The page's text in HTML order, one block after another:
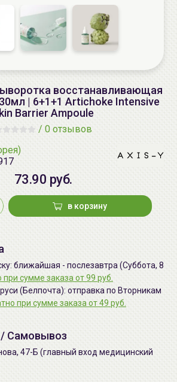
восстанавливающая
| 6+1+1 Artichoke Intensive
Barrier Ampoule
/ 0 отзывов
73.90 руб.
в корзину
ближайшая - послезавтра (Суббота, 8
при сумме заказа от 99 руб.
(Белпочта): отправка по Вторникам
при сумме заказа от 49 руб.
Самовывоз
47-Б (главный вход медицинский